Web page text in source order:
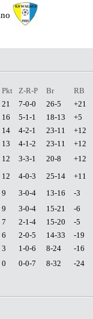
Pkt Z-R-P Br
RB
21 7-0-0 26-5
+21
16 5-1-1 18-13
+5
14 4-2-1 23-11
+12
13 4-1-2 23-11
+12
12 3-3-1 20-8
+12
12 4-0-3 25-14
+11
9 3-0-4 13-16
-3
9 3-0-4 15-21
-6
7 2-1-4 15-20
-5
6 2-0-5 14-33
-19
3 1-0-6 8-24
-16
0 0-0-7 8-32 -24